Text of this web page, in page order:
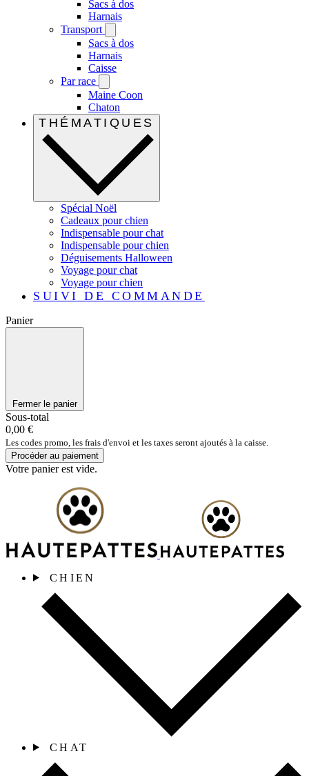
Sacs à dos
Harnais
Transport
Sacs à dos
Harnais
Caisse
Par race
Maine Coon
Chaton
THÉMATIQUES
Spécial Noël
Cadeaux pour chien
Indispensable pour chat
Indispensable pour chien
Déguisements Halloween
Voyage pour chat
Voyage pour chien
SUIVI DE COMMANDE
Panier
Fermer le panier
Sous-total
0,00 €
Les codes promo, les frais d'envoi et les taxes seront ajoutés à la caisse.
Procéder au paiement
Votre panier est vide.
CHIEN
CHAT